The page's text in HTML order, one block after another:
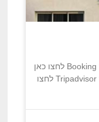
להזמנת חדרים במלון שלום רילקס דרך Booking לחצו כאן
להזמנת חדרים במלון שלום רילקס דרך Tripadvisor לחצו